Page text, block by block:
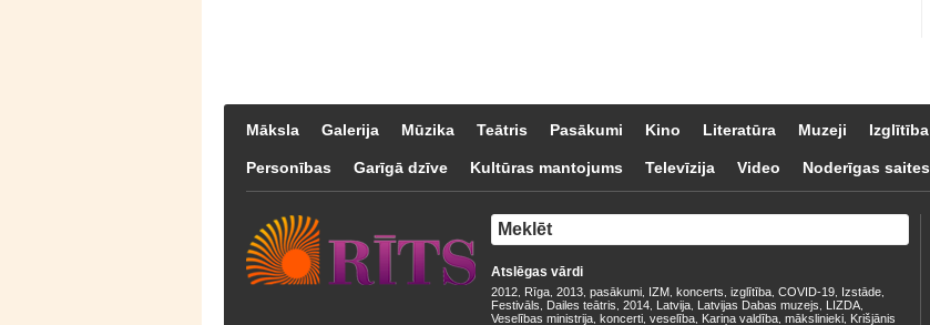
Māksla Galerija Mūzika Teātris Pasākumi Kino Literatūra Muzeji Izglītība
Personības Garīgā dzīve Kultūras mantojums Televīzija Video Noderīgas saites
Atslēgas vārdi
2012 Rīga 2013 pasākumi IZM koncerts izglītība COVID-19 Izstāde
Festivāls Dailes teātris 2014 Latvija Latvijas Dabas muzejs LIZDA
Veselības ministrija koncerti veselība Kariņa valdība mākslinieki Krišjānis